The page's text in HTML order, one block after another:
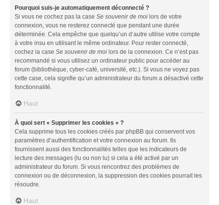
Pourquoi suis-je automatiquement déconnecté ?
Si vous ne cochez pas la case Se souvenir de moi lors de votre
connexion, vous ne resterez connecté que pendant une durée
déterminée. Cela empêche que quelqu’un d’autre utilise votre compte
à votre insu en utilisant le même ordinateur. Pour rester connecté,
cochez la case Se souvenir de moi lors de la connexion. Ce n’est pas
recommandé si vous utilisez un ordinateur public pour accéder au
forum (bibliothèque, cyber-café, université, etc.). Si vous ne voyez pas
cette case, cela signifie qu’un administrateur du forum a désactivé cette
fonctionnalité.
Haut
À quoi sert « Supprimer les cookies » ?
Cela supprime tous les cookies créés par phpBB qui conservent vos
paramètres d’authentification et votre connexion au forum. Ils
fournissent aussi des fonctionnalités telles que les indicateurs de
lecture des messages (lu ou non lu) si cela a été activé par un
administrateur du forum. Si vous rencontrez des problèmes de
connexion ou de déconnexion, la suppression des cookies pourrait les
résoudre.
Haut